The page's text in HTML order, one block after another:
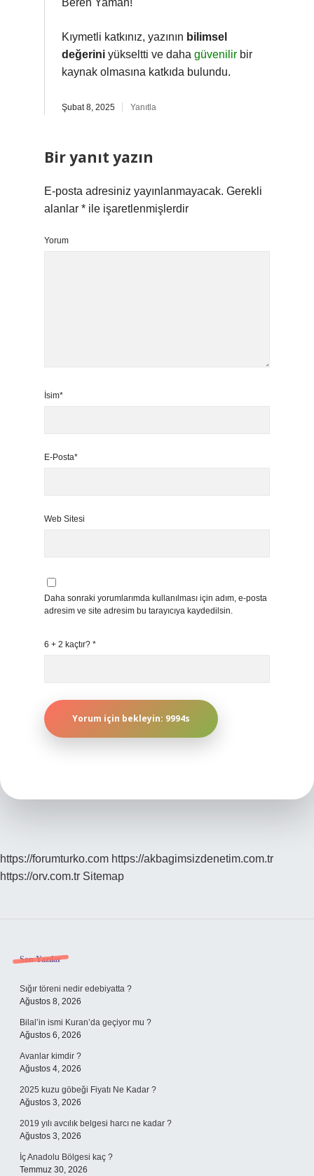
Beren Yaman!
Kıymetli katkınız, yazının bilimsel
değerini yükseltti ve daha güvenilir bir
kaynak olmasına katkıda bulundu.
Şubat 8, 2025 Yanıtla
Bir yanıt yazın
E-posta adresiniz yayınlanmayacak. Gerekli
alanlar * ile işaretlenmişlerdir
Yorum
İsim*
E-Posta*
Web Sitesi
Daha sonraki yorumlarımda kullanılması için adım, e-posta
adresim ve site adresim bu tarayıcıya kaydedilsin.
6 + 2 kaçtır? *
https://forumturko.com https://akbagimsizdenetim.com.tr
https://orv.com.tr Sitemap
Sidebar
Son Yazılar
Sığır töreni nedir edebiyatta ?
Ağustos 8, 2026
Bilal’in ismi Kuran’da geçiyor mu ?
Ağustos 6, 2026
Avanlar kimdir ?
Ağustos 4, 2026
2025 kuzu göbeği Fiyatı Ne Kadar ?
Ağustos 3, 2026
2019 yılı avcılık belgesi harcı ne kadar ?
Ağustos 3, 2026
İç Anadolu Bölgesi kaç ?
Temmuz 30, 2026